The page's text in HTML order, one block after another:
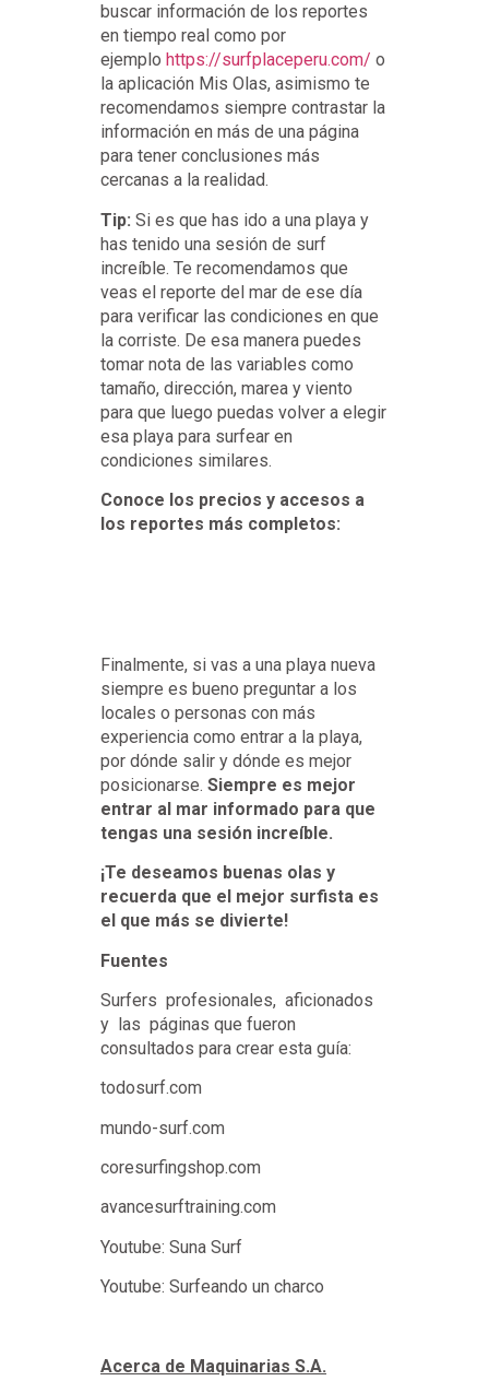
buscar información de los reportes
en tiempo real como por
ejemplo https://surfplaceperu.com/ o
la aplicación Mis Olas, asimismo te
recomendamos siempre contrastar la
información en más de una página
para tener conclusiones más
cercanas a la realidad.
Tip: Si es que has ido a una playa y
has tenido una sesión de surf
increíble. Te recomendamos que
veas el reporte del mar de ese día
para verificar las condiciones en que
la corriste. De esa manera puedes
tomar nota de las variables como
tamaño, dirección, marea y viento
para que luego puedas volver a elegir
esa playa para surfear en
condiciones similares.
Conoce los precios y accesos a
los reportes más completos:
por dónde salir y dónde es mejor
posicionarse.Siempre es mejor
entrar al mar informado para que
tengas una sesión increíble.
¡Te deseamos buenas olas y
recuerda que el mejor surfista es
el que más se divierte!
Fuentes
Surfers profesionales, aficionados
consultados para crear esta guía:
todosurf.com
mundo-surf.com
coresurfingshop.com
avancesurftraining.com
Youtube: Suna Surf
Youtube: Surfeando un charco
Acerca de Maquinarias S.A.
Ofrece al mercado vehículos de